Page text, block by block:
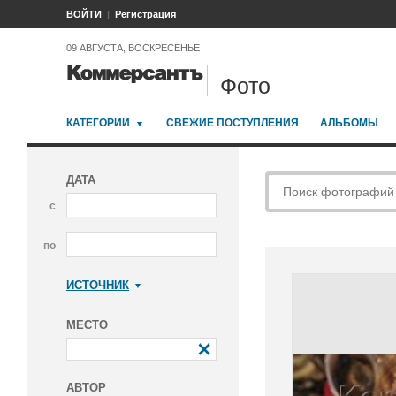
ВОЙТИ Регистрация
09 АВГУСТА, ВОСКРЕСЕНЬЕ
Фото
КАТЕГОРИИ СВЕЖИЕ ПОСТУПЛЕНИЯ АЛЬБОМЫ
ДАТА
с
по
ИСТОЧНИК
МЕСТО
АВТОР